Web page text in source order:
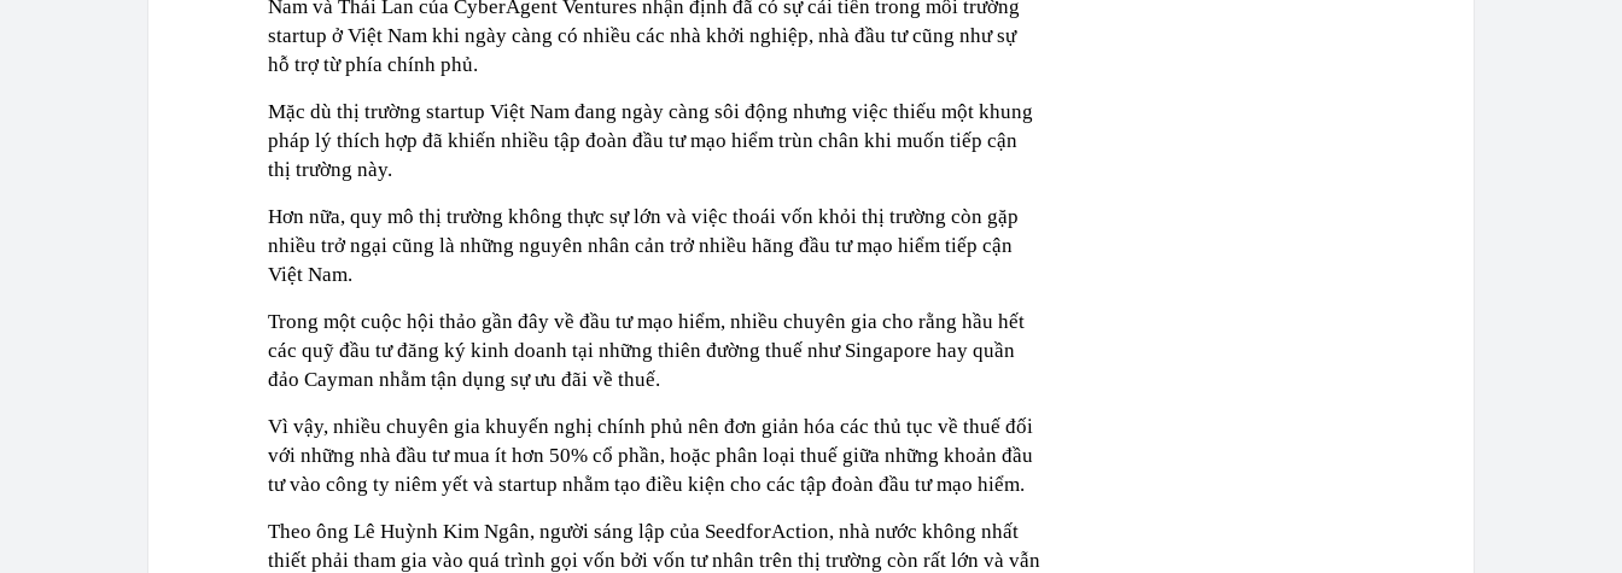
Nam và Thái Lan của CyberAgent Ventures nhận định đã có sự cải tiến trong môi trường
startup ở Việt Nam khi ngày càng có nhiều các nhà khởi nghiệp, nhà đầu tư cũng như sự
hỗ trợ từ phía chính phủ.
Mặc dù thị trường startup Việt Nam đang ngày càng sôi động nhưng việc thiếu một khung
pháp lý thích hợp đã khiến nhiều tập đoàn đầu tư mạo hiểm trùn chân khi muốn tiếp cận
thị trường này.
Hơn nữa, quy mô thị trường không thực sự lớn và việc thoái vốn khỏi thị trường còn gặp
nhiều trở ngại cũng là những nguyên nhân cản trở nhiều hãng đầu tư mạo hiểm tiếp cận
Việt Nam.
Trong một cuộc hội thảo gần đây về đầu tư mạo hiểm, nhiều chuyên gia cho rằng hầu hết
các quỹ đầu tư đăng ký kinh doanh tại những thiên đường thuế như Singapore hay quần
đảo Cayman nhằm tận dụng sự ưu đãi về thuế.
Vì vậy, nhiều chuyên gia khuyến nghị chính phủ nên đơn giản hóa các thủ tục về thuế đối
với những nhà đầu tư mua ít hơn 50% cổ phần, hoặc phân loại thuế giữa những khoản đầu
tư vào công ty niêm yết và startup nhằm tạo điều kiện cho các tập đoàn đầu tư mạo hiểm.
Theo ông Lê Huỳnh Kim Ngân, người sáng lập của SeedforAction, nhà nước không nhất
thiết phải tham gia vào quá trình gọi vốn bởi vốn tư nhân trên thị trường còn rất lớn và vẫn